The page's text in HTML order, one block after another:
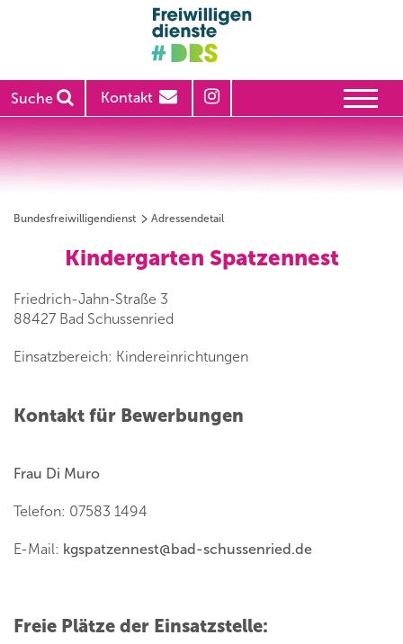
Suche Kontakt
Bundesfreiwilligendienst Adressendetail
Kindergarten Spatzennest
Friedrich-Jahn-Straße 3
88427 Bad Schussenried
Einsatzbereich: Kindereinrichtungen
Kontakt für Bewerbungen
Frau Di Muro
Telefon: 07583 1494
E-Mail: kgspatzennest@bad-schussenried.de
Freie Plätze der Einsatzstelle: